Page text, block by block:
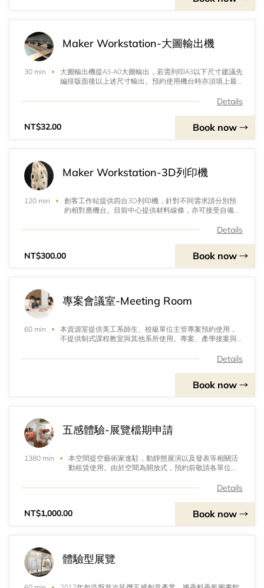
Maker Workstation-大圖輸出機
30 min
大圖輸出機提A3-A0大圖輸出，若需列印A3以下尺寸建議先
編排版面後以上述尺寸輸出。預約使用機台時亦須填上最
作，並進行算圖轉檔方能使用。現場備有紙材選擇與冷裱
單價為一般海報紙一才(30x30cm)費用。 其他特殊耗材與
加工以現場公告價格為主。
Details
NT$32.00 Book now
Maker Workstation-3D列印機
120 min
創客工作站提供四台3D列印機，針對不同需求請分別預
約相對應機台。目前中心提供材料線條，亦可接受自備材
程中若因人為疏失導致產品失敗需照時計算價錢。Details
NT$300.00 Book now
專案會議室-Meeting Room
60 min
本資源室提供美工系師生、校級單位主管專案預約使用，
不提供制式課程教室與其他系所使用。專案、產學接案與
Details
Book now
五感體驗-展覽檔期申請
1380 min
本空間提空藝術家進駐，動靜態展演以及發表等相關活
動租賃使用。由於空間為開放式，預約前敬請各單位先
設備，燈光電費，現場清潔費，須額外增加自備設備請
Details
NT$1,000.00 Book now
體驗型展覽